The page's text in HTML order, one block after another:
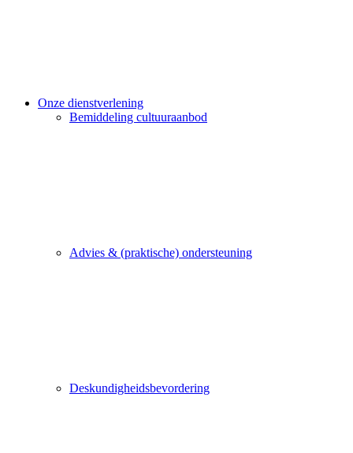
Onze dienstverlening
Bemiddeling cultuuraanbod
Advies & (praktische) ondersteuning
Deskundigheidsbevordering